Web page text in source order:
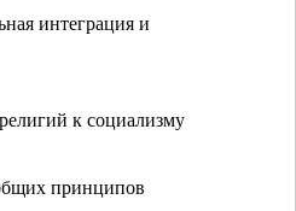
интеграция и
к социализму
принципов